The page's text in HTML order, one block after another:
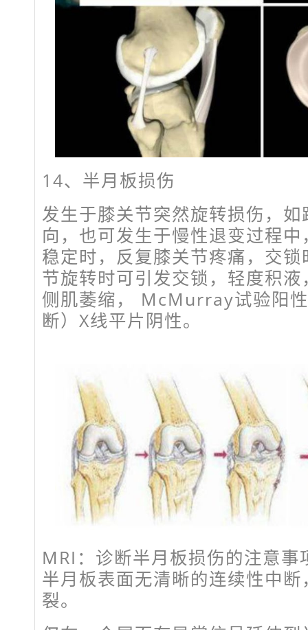
14、半月板损伤
发生于膝关节突然旋转损伤，
向，也可发生于慢性退变过程
稳定时，反复膝关节疼痛，交
节旋转时可引发交锁，轻度积
侧肌萎缩， McMurray试验阳
断）X线平片阴性。
MRI：诊断半月板损伤的注意事
半月板表面无清晰的连续性中
裂。